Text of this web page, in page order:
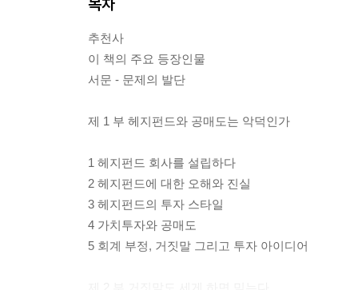
추천사
이 책의 주요 등장인물
서문 - 문제의 발단
제 1 부 헤지펀드와 공매도는 악덕인가
1 헤지펀드 회사를 설립하다
2 헤지펀드에 대한 오해와 진실
3 헤지펀드의 투자 스타일
4 가치투자와 공매도
5 회계 부정, 거짓말 그리고 투자 아이디어